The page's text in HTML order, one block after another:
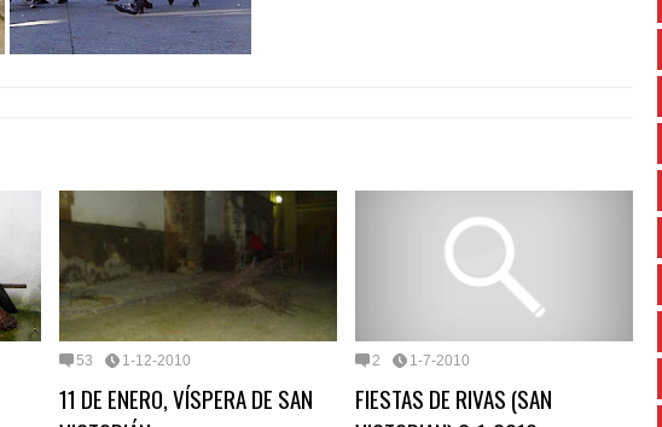
53 1-12-2010
11 DE ENERO, VÍSPERA DE SAN
2 1-7-2010
FIESTAS DE RIVAS (SAN